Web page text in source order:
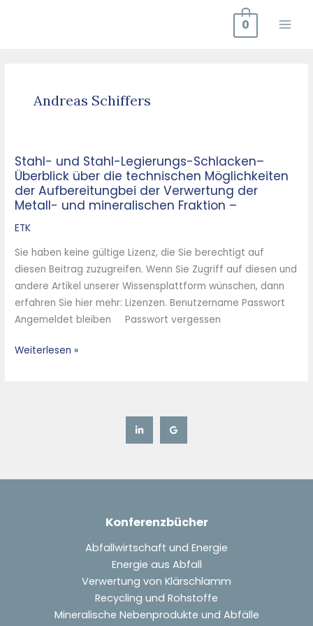
0
Andreas Schiffers
Stahl- und Stahl-Legierungs-Schlacken–
Überblick über die technischen Möglichkeiten
der Aufbereitungbei der Verwertung der
Metall- und mineralischen Fraktion –
ETK
Sie haben keine gültige Lizenz, die Sie berechtigt auf
diesen Beitrag zuzugreifen. Wenn Sie Zugriff auf diesen und
andere Artikel unserer Wissensplattform wünschen, dann
erfahren Sie hier mehr: Lizenzen. Benutzername Passwort
Angemeldet bleiben Passwort vergessen
Stahl-
und
Stahl-
Legierungs-
Schlacken–
Überblick
über
technischen
Möglichkeiten
der
Aufbereitungbei
–
Weiterlesen »
Konferenzbücher
Abfallwirtschaft und Energie
Energie aus Abfall
Verwertung von Klärschlamm
Recycling und Rohstoffe
Mineralische Nebenprodukte und Abfälle